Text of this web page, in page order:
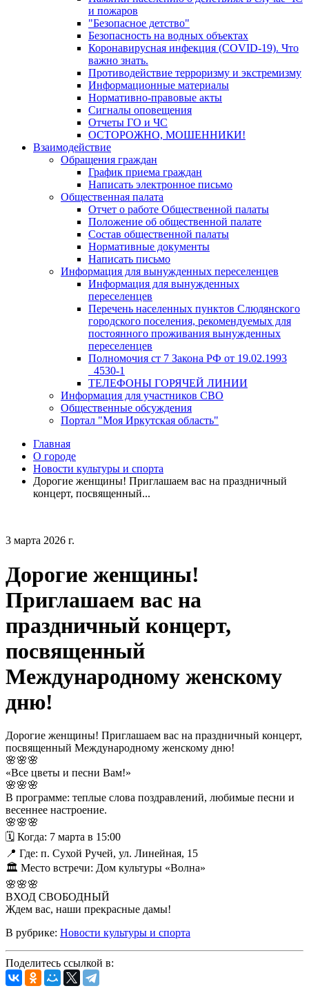
и пожаров
"Безопасное детство"
Безопасность на водных объектах
Коронавирусная инфекция (COVID-19). Что
важно знать.
Противодействие терроризму и экстремизму
Информационные материалы
Нормативно-правовые акты
Сигналы оповещения
Отчеты ГО и ЧС
ОСТОРОЖНО, МОШЕННИКИ!
Взаимодействие
Обращения граждан
График приема граждан
Написать электронное письмо
Общественная палата
Отчет о работе Общественной палаты
Положение об общественной палате
Состав общественной палаты
Нормативные документы
Написать письмо
Информация для вынужденных переселенцев
Информация для вынужденных
переселенцев
Перечень населенных пунктов Слюдянского
городского поселения, рекомендуемых для
постоянного проживания вынужденных
переселенцев
Полномочия ст 7 Закона РФ от 19.02.1993
_4530-1
ТЕЛЕФОНЫ ГОРЯЧЕЙ ЛИНИИ
Информация для участников СВО
Общественные обсуждения
Портал "Моя Иркутская область"
Главная
О городе
Новости культуры и спорта
Дорогие женщины! Приглашаем вас на праздничный
концерт, посвященный...
3 марта 2026 г.
Дорогие женщины!
Приглашаем вас на
праздничный концерт,
посвященный
Международному женскому
дню!
Дорогие женщины! Приглашаем вас на праздничный концерт,
посвященный Международному женскому дню!
🌸🌸🌸
«Все цветы и песни Вам!»
🌸🌸🌸
В программе: теплые слова поздравлений, любимые песни и
весеннее настроение.
🌸🌸🌸
🗓 Когда: 7 марта в 15:00
📍 Где: п. Сухой Ручей, ул. Линейная, 15
🏛 Место встречи: Дом культуры «Волна»
🌸🌸🌸
ВХОД СВОБОДНЫЙ
Ждем вас, наши прекрасные дамы!
В рубрике: Новости культуры и спорта
Поделитесь ссылкой в: